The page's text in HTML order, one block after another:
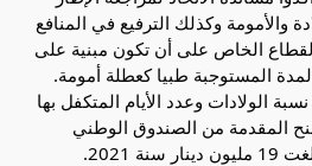
والأمومة وكذلك الترفيع في المنافع
القطاع الخاص على أن تكون مبنية على
المستوجبة طبيا كعطلة أمومة.
الولادات وعدد الأيام المتكفل بها
المقدمة من الصندوق الوطني
2021.